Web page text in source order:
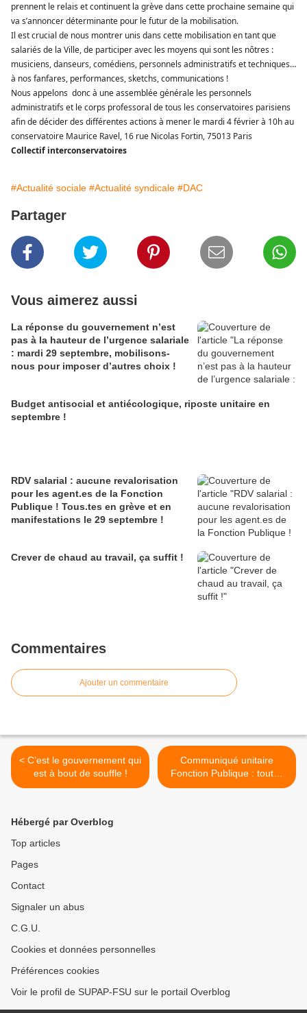
prennent le relais et continuent la grève dans cette prochaine semaine qui
va s’annoncer déterminante pour le futur de la mobilisation.
Il est crucial de nous montrer unis dans cette mobilisation en tant que
salariés de la Ville, de participer avec les moyens qui sont les nôtres :
musiciens, danseurs, comédiens, personnels administratifs et techniques…
à nos fanfares, performances, sketchs, communications !
Nous appelons donc à une assemblée générale les personnels
administratifs et le corps professoral de tous les conservatoires parisiens
afin de décider des différentes actions à mener le mardi 4 février à 10h au
conservatoire Maurice Ravel, 16 rue Nicolas Fortin, 75013 Paris
Collectif interconservatoires
#Actualité sociale #Actualité syndicale #DAC
Partager
Vous aimerez aussi
La réponse du gouvernement n’est
pas à la hauteur de l’urgence salariale
: mardi 29 septembre, mobilisons-
nous pour imposer d’autres choix !
Budget antisocial et antiécologique, riposte unitaire en
septembre !
RDV salarial : aucune revalorisation
pour les agent.es de la Fonction
Publique ! Tous.tes en grève et en
manifestations le 29 septembre !
Crever de chaud au travail, ça suffit !
Commentaires
Ajouter un commentaire
< C’est le gouvernement qui
est à bout de souffle !
Communiqué unitaire
Fonction Publique : toutes
et tous dans les actions du
Hébergé par Overblog
Top articles
Pages
Contact
Signaler un abus
C.G.U.
Cookies et données personnelles
Préférences cookies
Voir le profil de SUPAP-FSU sur le portail Overblog